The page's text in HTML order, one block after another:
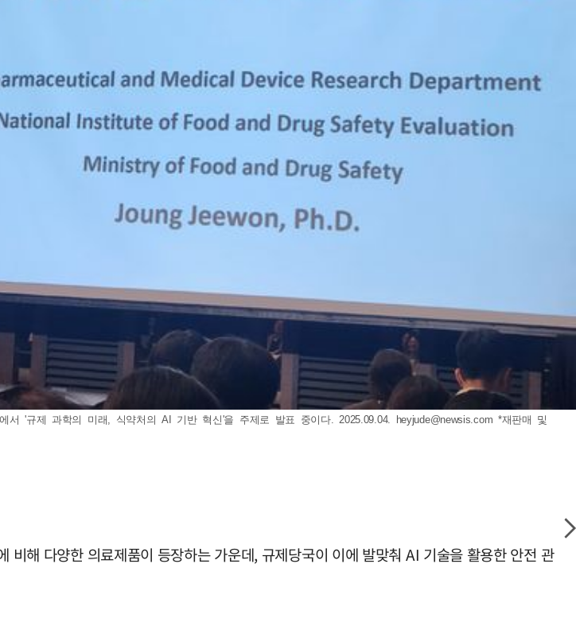
서 '규제 과학의 미래, 식약처의 AI 기반 혁신'을 주제로 발표 중이다. 2025.09.04. heyjude@newsis.com *재판매 및
해 다양한 의료제품이 등장하는 가운데, 규제당국이 이에 발맞춰 AI 기술을 활용한 안전 관